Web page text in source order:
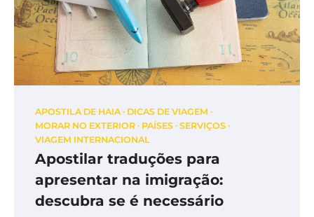
APOSTILA DE HAIA
DICAS DE VIAGEM
MORAR NO EXTERIOR
PAÍSES SERVIÇOS
VIAGEM INTERNACIONAL
Apostilar traduções para
apresentar na imigração:
descubra se é necessário